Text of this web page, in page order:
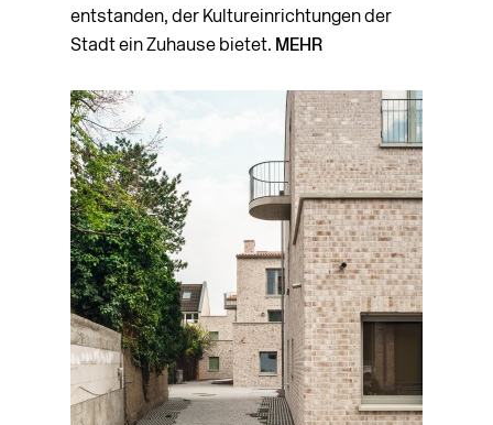
entstanden, der Kultureinrichtungen der
Stadt ein Zuhause bietet. MEHR